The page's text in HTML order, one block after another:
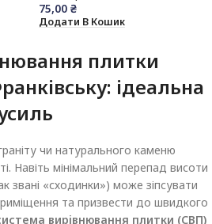
75,00 ₴
Додати В Кошик
плитки
ідеальна
чи натурального каменю
Навіть мінімальний перепад висоти
звані «сходинки») може зіпсувати
та призвести до швидкого
вирівнювання плитки (СВП)